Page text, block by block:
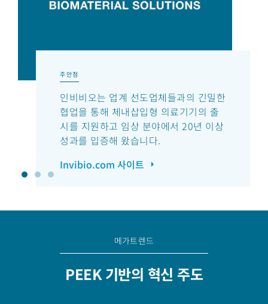
주안점
인비비오는 업계 선도업체들과의 긴밀한
협업을 통해 체내삽입형 의료기기의 출
시를 지원하고 임상 분야에서 20년 이상
성과를 입증해 왔습니다.
Invibio.com 사이트
메가트렌드
PEEK 기반의 혁신 주도